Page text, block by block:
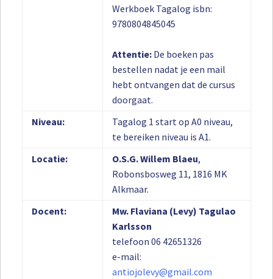
Werkboek Tagalog isbn:
9780804845045
Attentie: De boeken pas
bestellen nadat je een mail
hebt ontvangen dat de cursus
doorgaat.
Niveau:
Tagalog 1 start op A0 niveau,
te bereiken niveau is A1.
Locatie:
O.S.G. Willem Blaeu,
Robonsbosweg 11, 1816 MK
Alkmaar.
Docent:
Mw. Flaviana (Levy) Tagulao
Karlsson
telefoon 06 42651326
e-mail:
antiojolevy@gmail.com